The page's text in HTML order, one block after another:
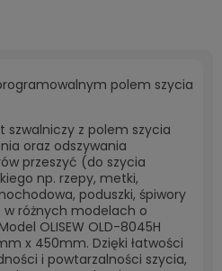
polem szycia
z polem szycia
oraz odszywania
przeszyć (do szycia
np. rzepy, metki,
poduszki, śpiwory
w różnych modelach o
OLISEW OLD-8045H
x 450mm. Dzięki łatwości
i powtarzalności szycia,